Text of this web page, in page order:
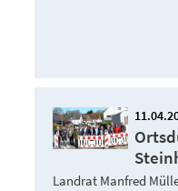
Landrat Manfred